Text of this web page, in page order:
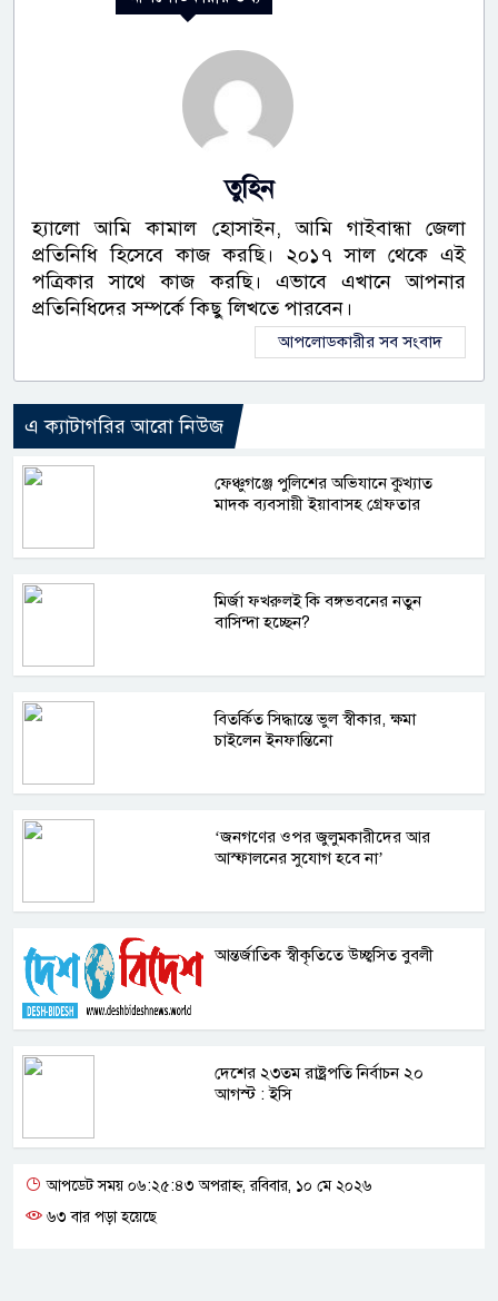
তুহিন
হ্যালো আমি কামাল হোসাইন, আমি গাইবান্ধা জেলা
প্রতিনিধি হিসেবে কাজ করছি। ২০১৭ সাল থেকে এই
পত্রিকার সাথে কাজ করছি। এভাবে এখানে আপনার
প্রতিনিধিদের সম্পর্কে কিছু লিখতে পারবেন।
আপলোডকারীর সব সংবাদ
এ ক্যাটাগরির আরো নিউজ
ফেঞ্চুগঞ্জে পুলিশের অভিযানে কুখ্যাত
মাদক ব্যবসায়ী ইয়াবাসহ গ্রেফতার
মির্জা ফখরুলই কি বঙ্গভবনের নতুন
বাসিন্দা হচ্ছেন?
বিতর্কিত সিদ্ধান্তে ভুল স্বীকার, ক্ষমা
চাইলেন ইনফান্তিনো
‘জনগণের ওপর জুলুমকারীদের আর
আস্ফালনের সুযোগ হবে না’
আন্তর্জাতিক স্বীকৃতিতে উচ্ছ্বসিত বুবলী
দেশের ২৩তম রাষ্ট্রপতি নির্বাচন ২০
আগস্ট : ইসি
আপডেট সময় ০৬:২৫:৪৩ অপরাহ্ন, রবিবার, ১০ মে ২০২৬
৬৩ বার পড়া হয়েছে